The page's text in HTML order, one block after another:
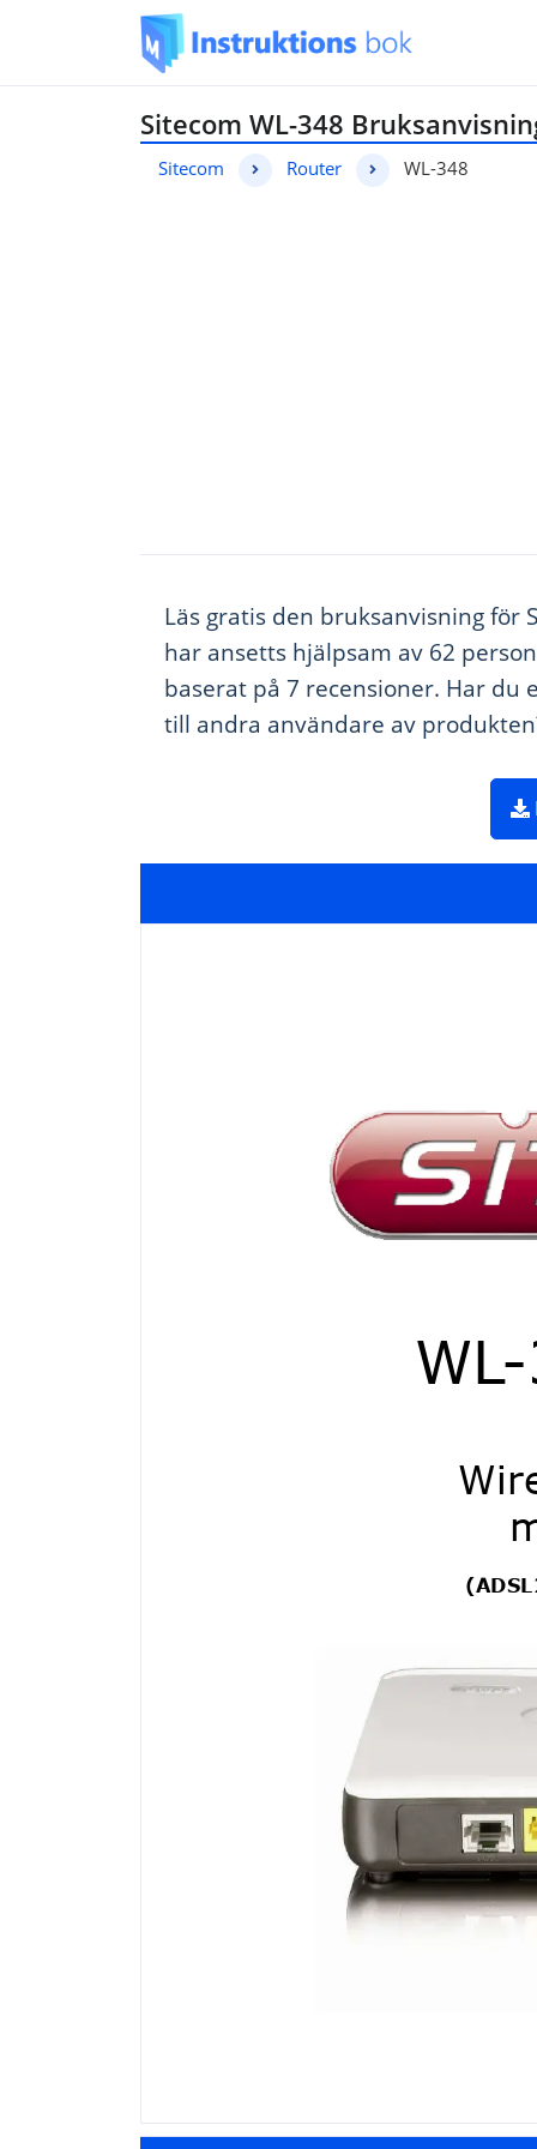
Sitecom WL-348
Sitecom Router WL-348
Läs gratis den bruksanvisning för
har ansetts hjälpsam av 62
baserat på 7 recensioner. Har du
till andra användare av
WL-